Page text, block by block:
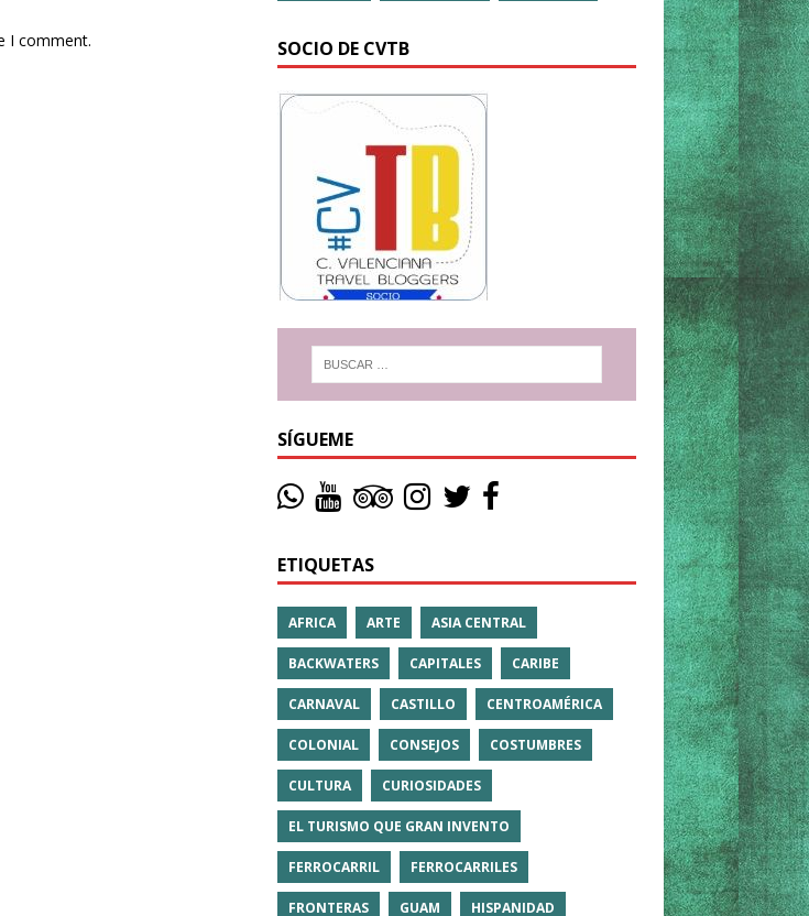
I comment. SOCIO DE CVTB
SÍGUEME
ETIQUETAS
AFRICA ARTE ASIA CENTRAL
BACKWATERS CAPITALES CARIBE
CARNAVAL CASTILLO CENTROAMÉRICA
COLONIAL CONSEJOS COSTUMBRES
CULTURA CURIOSIDADES
EL TURISMO QUE GRAN INVENTO
FERROCARRIL FERROCARRILES
FRONTERAS GUAM HISPANIDAD